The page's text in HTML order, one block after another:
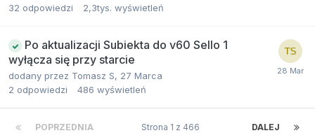
32 odpowiedzi 2,3tys. wyświetleń
Po aktualizacji Subiekta do v60 Sello 1
wyłącza się przy starcie
dodany przez Tomasz S, 27 Marca
2 odpowiedzi 486 wyświetleń
POPRZEDNIA DALEJ
Strona 1 z 466